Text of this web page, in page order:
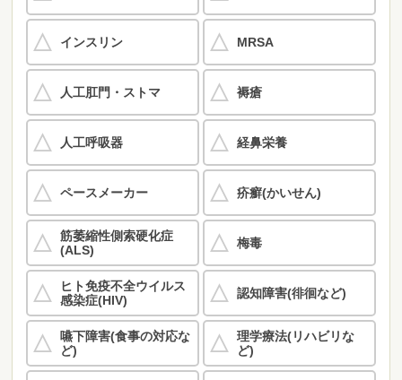
インスリン MRSA
人工肛門・ストマ 褥瘡
人工呼吸器 経鼻栄養
ペースメーカー 疥癬(かいせん)
筋萎縮性側索硬化症
(ALS)
梅毒
ヒト免疫不全ウイルス
感染症(HIV)
認知障害(徘徊など)
嚥下障害(食事の対応な
ど)
理学療法(リハビリな
ど)